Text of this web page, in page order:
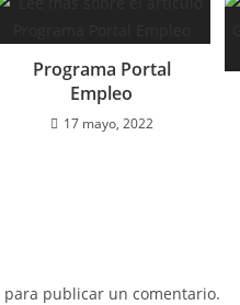
Programa Portal
Empleo
17 mayo, 2022
para publicar un comentario.